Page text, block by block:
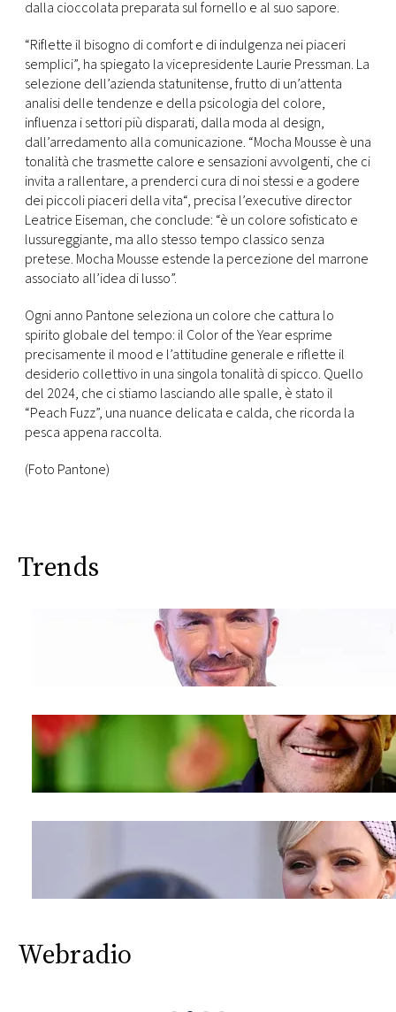
CONSIGLIA
dalla cioccolata preparata sul fornello e al suo sapore.
“Riflette il bisogno di comfort e di indulgenza nei piaceri
semplici”, ha spiegato la vicepresidente Laurie Pressman. La
selezione dell’azienda statunitense, frutto di un’attenta
analisi delle tendenze e della psicologia del colore,
influenza i settori più disparati, dalla moda al design,
dall’arredamento alla comunicazione. “Mocha Mousse è una
tonalità che trasmette calore e sensazioni avvolgenti, che ci
invita a rallentare, a prenderci cura di noi stessi e a godere
dei piccoli piaceri della vita“, precisa l’executive director
Leatrice Eiseman, che conclude: “è un colore sofisticato e
lussureggiante, ma allo stesso tempo classico senza
pretese. Mocha Mousse estende la percezione del marrone
associato all’idea di lusso”.
Ogni anno Pantone seleziona un colore che cattura lo
spirito globale del tempo: il Color of the Year esprime
precisamente il mood e l’attitudine generale e riflette il
desiderio collettivo in una singola tonalità di spicco. Quello
del 2024, che ci stiamo lasciando alle spalle, è stato il
“Peach Fuzz”, una nuance delicata e calda, che ricorda la
pesca appena raccolta.
(Foto Pantone)
Trends
Webradio